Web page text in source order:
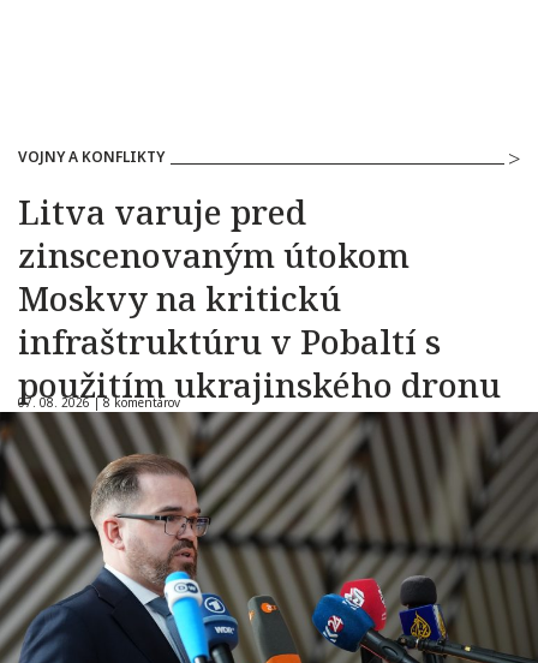
VOJNY A KONFLIKTY
Litva varuje pred
zinscenovaným útokom
Moskvy na kritickú
infraštruktúru v Pobaltí s
použitím ukrajinského dronu
07. 08. 2026 |8 komentárov